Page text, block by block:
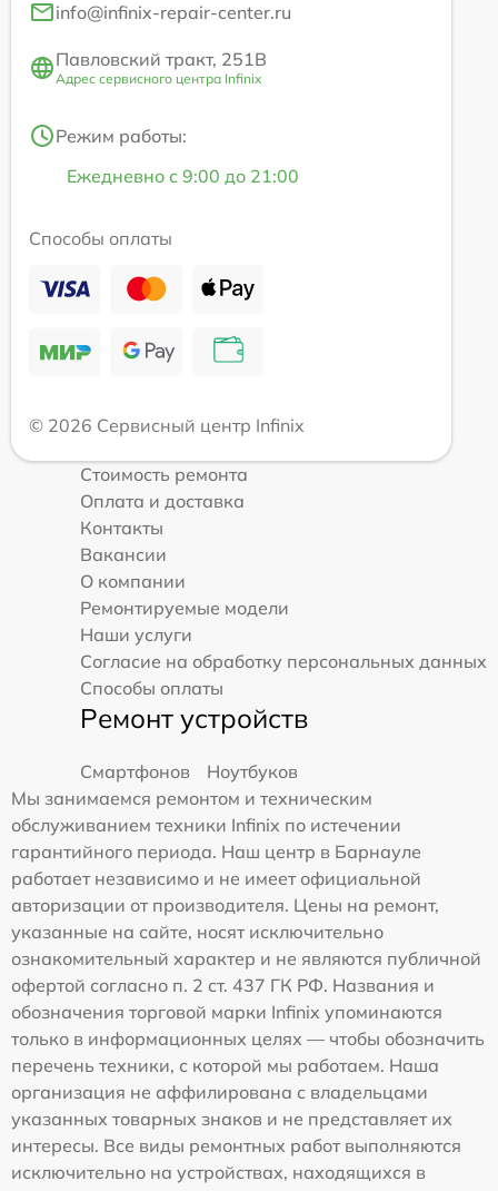
info@infinix-repair-center.ru
Павловский тракт, 251В
Адрес сервисного центра Infinix
Режим работы:
Ежедневно с 9:00 до 21:00
Способы оплаты
© 2026 Сервисный центр Infinix
Стоимость ремонта
Оплата и доставка
Контакты
Вакансии
О компании
Ремонтируемые модели
Наши услуги
Согласие на обработку персональных данных
Способы оплаты
Ремонт устройств
Смартфонов
Ноутбуков
Мы занимаемся ремонтом и техническим
обслуживанием техники Infinix по истечении
гарантийного периода. Наш центр в Барнауле
работает независимо и не имеет официальной
авторизации от производителя. Цены на ремонт,
указанные на сайте, носят исключительно
ознакомительный характер и не являются публичной
офертой согласно п. 2 ст. 437 ГК РФ. Названия и
обозначения торговой марки Infinix упоминаются
только в информационных целях — чтобы обозначить
перечень техники, с которой мы работаем. Наша
организация не аффилирована с владельцами
указанных товарных знаков и не представляет их
интересы. Все виды ремонтных работ выполняются
исключительно на устройствах, находящихся в